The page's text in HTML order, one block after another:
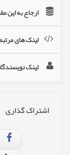
ارجاع به این
لینک های مرتبط
لینک
اشتراک گذاری